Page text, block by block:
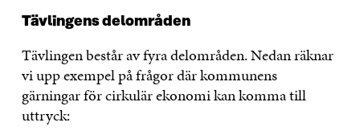
Tävlingens delområden
Tävlingen består av fyra delområden. Nedan räknar
vi upp exempel på frågor där kommunens
gärningar för cirkulär ekonomi kan komma till
uttryck: